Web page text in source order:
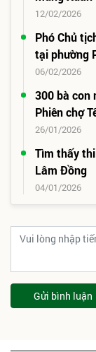
12/02/2026
Phó Chủ
tại phường
06/02/2026
300 bà con
Phiên chợ
26/01/2026
Tìm thấy
Lâm Đồng
04/01/2026
Gửi bình luận